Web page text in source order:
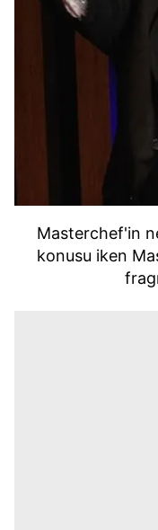
Masterchef'in
konusu iken